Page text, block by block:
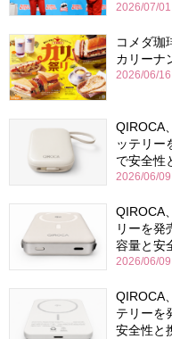
2026/07/
コメダ
カリーナ
2026/06/
QIROCA
ッテリー
で安全性
2026/06/
QIROCA
リーを
容量と安
2026/06/
QIROCA
テリーを
安全性と